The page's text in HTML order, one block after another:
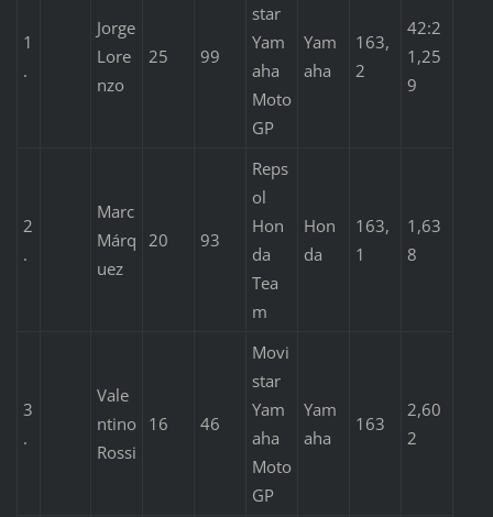
1
.
Jorge
Lore
nzo
25 99
star
Yam
aha
Moto
GP
Yam
aha
163,
2
42:2
1,25
9
2
.
Marc
Márq
uez
20 93
Reps
ol
Hon
da
Tea
m
Hon
da
163,
1
1,63
8
3
.
Vale
ntino
Rossi
16 46
Movi
star
Yam
aha
Moto
GP
Yam
aha
163
2,60
2